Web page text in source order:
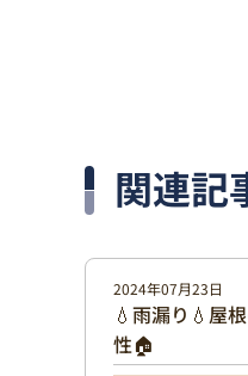
関連記
2024年07月23日
💧雨漏り💧屋
性🏠